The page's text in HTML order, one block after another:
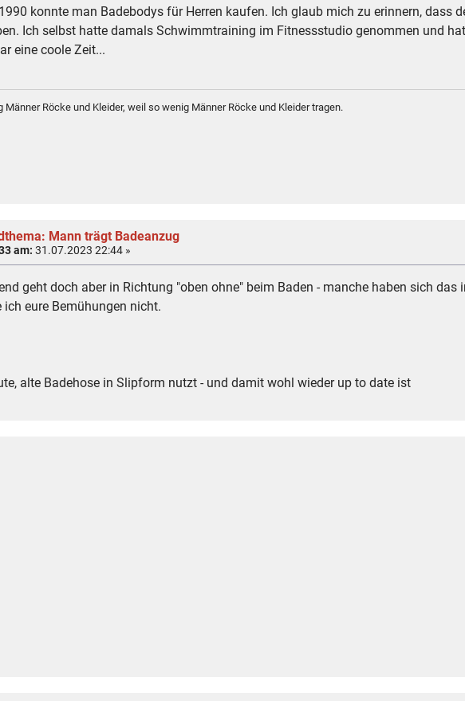
konnte man Badebodys für Herren kaufen. Ich glaub mich zu erinnern, dass
Ich selbst hatte damals Schwimmtraining im Fitnessstudio genommen und
eine coole Zeit...
Männer Röcke und Kleider, weil so wenig Männer Röcke und Kleider tragen.
Mann trägt Badeanzug
am: 31.07.2023 22:44 »
geht doch aber in Richtung "oben ohne" beim Baden - manche haben sich
ich eure Bemühungen nicht.
alte Badehose in Slipform nutzt - und damit wohl wieder up to date ist